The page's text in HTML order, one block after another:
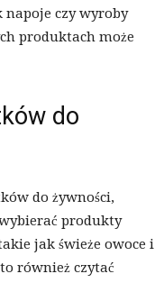
czy wyroby
produktach może
do
do żywności,
produkty
jak świeże owoce i
również czytać